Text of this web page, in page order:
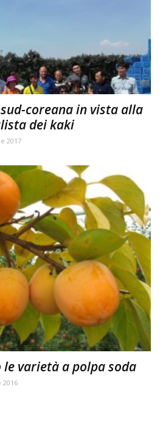
coreana in vista alla
dei kaki
2017
varietà a polpa soda
2016